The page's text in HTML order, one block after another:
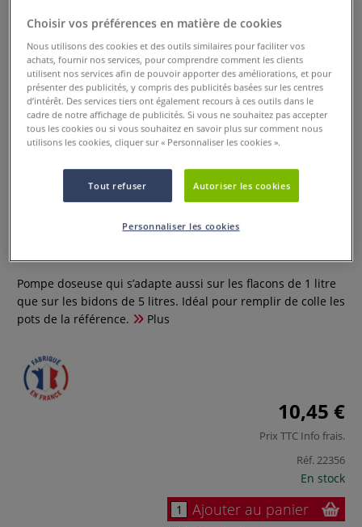
Pompe doseuse - Cléopâtre
Pompe doseuse qui s’adapte aussi sur les flacons de 1 litre
que sur les bidons de 5 litres. Idéal pour remplir de colle les
pots de la référence.
Plus
10,45 €
Prix TTC Info frais.
Réf.22356
En stock
Ajouter au panier
Choisir vos préférences en matière de cookies
Nous utilisons des cookies et des outils similaires pour faciliter vos
achats, fournir nos services, pour comprendre comment les clients
utilisent nos services afin de pouvoir apporter des améliorations, et pour
présenter des publicités, y compris des publicités basées sur les centres
d’intérêt. Des services tiers ont également recours à ces outils dans le
cadre de notre affichage de publicités. Si vous ne souhaitez pas accepter
tous les cookies ou si vous souhaitez en savoir plus sur comment nous
utilisons les cookies, cliquer sur « Personnaliser les cookies ».
Tout refuser Autoriser les cookies
Personnaliser les cookies